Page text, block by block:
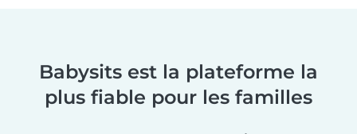
Babysits est la plateforme la
plus fiable pour les familles